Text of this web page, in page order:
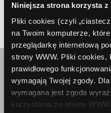
Niniejsza strona korzysta
Pliki cookies (czyli
na Twoim komputerze,
przeglądarkę internetową
strony WWW. Pliki cookies,
prawidłowego
wymagają Twojej zgody.
wymagana jest zgoda
korzystania ze strony WWW.
Prev Article